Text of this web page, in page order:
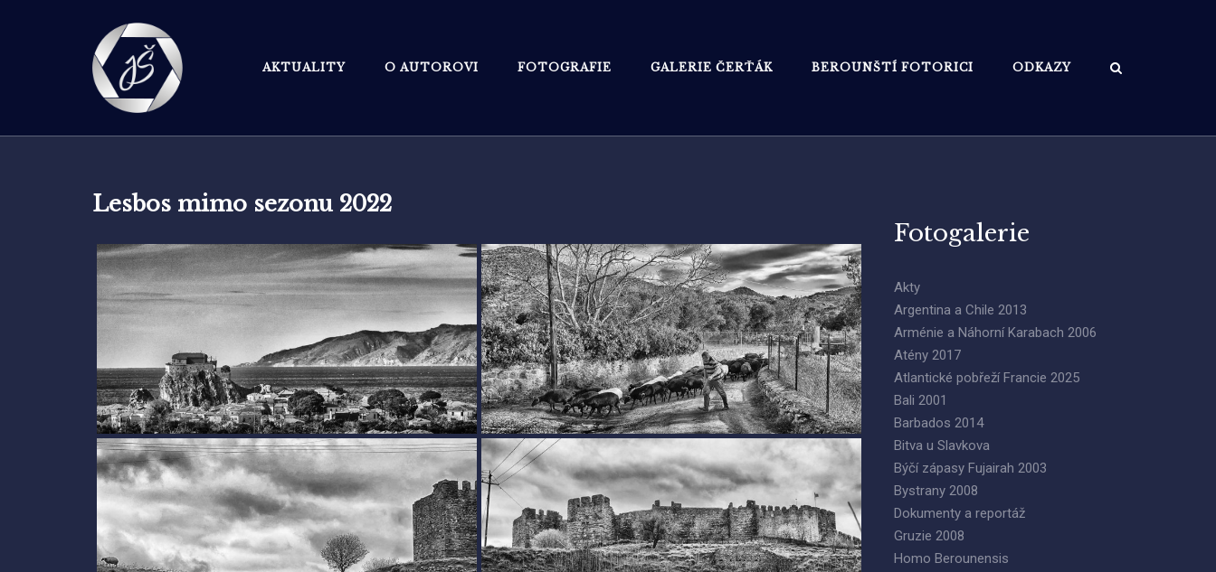
AKTUALITY O AUTOROVI FOTOGRAFIE GALERIE ČERŤÁK BEROUNŠTÍ FOTORICI ODKAZY
Lesbos mimo sezonu 2022
Fotogalerie
Akty
Argentina a Chile 2013
Arménie a Náhorní Karabach 2006
Atény 2017
Atlantické pobřeží Francie 2025
Bali 2001
Barbados 2014
Bitva u Slavkova
Býčí zápasy Fujairah 2003
Bystrany 2008
Dokumenty a reportáž
Gruzie 2008
Homo Berounensis